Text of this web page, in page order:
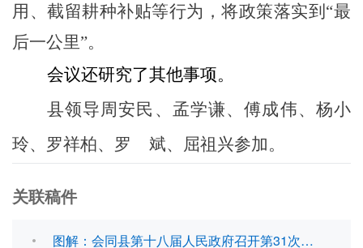
用、截留耕种补贴等行为，将政策落实到 “最
后一公里”。
会议还研究了其他事项。
县领导周安民、孟学谦、傅成伟、杨小
玲、罗祥柏、罗
斌、屈祖兴参加。
关联稿件
图解：会同县第十八届人民政府召开第31次常务会议